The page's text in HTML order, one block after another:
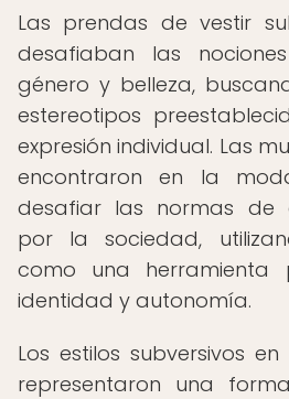
Las prendas de vestir
desafiaban las
género y belleza,
estereotipos
expresión individual. Las
encontraron en la
desafiar las normas de
por la sociedad,
como una herramienta
identidad y autonomía.
Los estilos subversivos
representaron una